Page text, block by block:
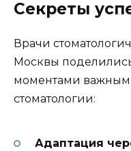
Секреты
Врачи
Москвы
моментами
стоматологии:
Адаптация